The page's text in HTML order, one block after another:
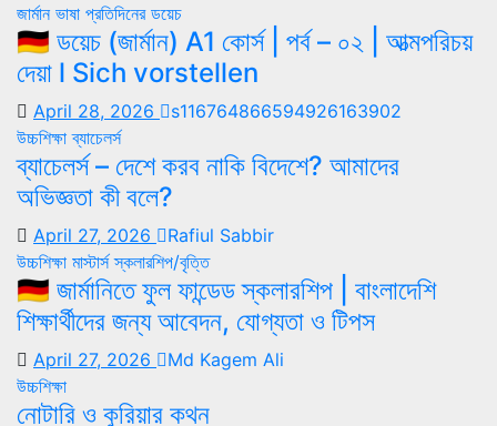
জার্মান ভাষা প্রতিদিনের ডয়েচ
🇩🇪 ডয়েচ (জার্মান) A1 কোর্স | পর্ব – ০২ | আত্মপরিচয়
দেয়া l Sich vorstellen
April 28, 2026
s116764866594926163902
উচ্চশিক্ষাব্যাচেলর্স
ব্যাচেলর্স – দেশে করব নাকি বিদেশে? আমাদের
অভিজ্ঞতা কী বলে?
April 27, 2026
Rafiul Sabbir
উচ্চশিক্ষা মাস্টার্সস্কলারশিপ/বৃত্তি
🇩🇪 জার্মানিতে ফুল ফান্ডেড স্কলারশিপ | বাংলাদেশি
শিক্ষার্থীদের জন্য আবেদন, যোগ্যতা ও টিপস
April 27, 2026
Md Kagem Ali
উচ্চশিক্ষা
নোটারি ও কুরিয়ার কথন